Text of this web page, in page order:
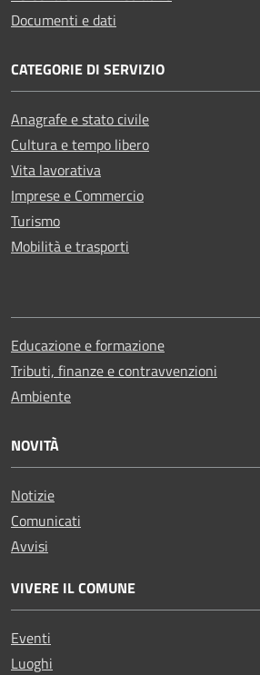
Documenti e dati
CATEGORIE DI SERVIZIO
Anagrafe e stato civile
Cultura e tempo libero
Vita lavorativa
Imprese e Commercio
Turismo
Mobilità e trasporti
Educazione e formazione
Tributi, finanze e contravvenzioni
Ambiente
NOVITÀ
Notizie
Comunicati
Avvisi
VIVERE IL COMUNE
Eventi
Luoghi